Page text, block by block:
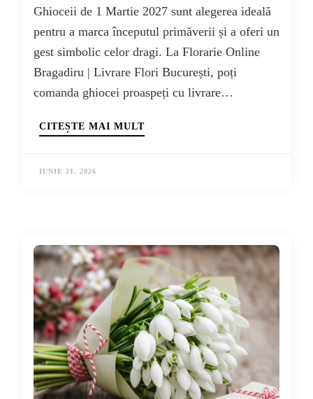
Ghioceii de 1 Martie 2027 sunt alegerea ideală
pentru a marca începutul primăverii și a oferi un
gest simbolic celor dragi. La Florarie Online
Bragadiru | Livrare Flori București, poți
comanda ghiocei proaspeți cu livrare…
CITEȘTE MAI MULT
IUNIE 21, 2026